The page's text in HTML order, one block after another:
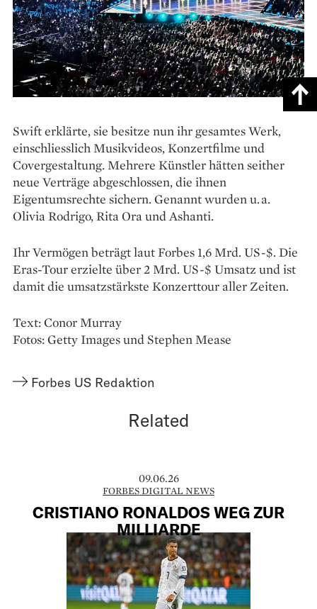
Swift erklärte, sie besitze nun ihr gesamtes Werk,
einschliesslich Musikvideos, Konzertfilme und
Covergestaltung. Mehrere Künstler hätten seither
neue Verträge abgeschlossen, die ihnen
Eigentumsrechte sichern. Genannt wurden u. a.
Olivia Rodrigo, Rita Ora und Ashanti.
Ihr Vermögen beträgt laut Forbes 1,6 Mrd. US-$. Die
Eras-Tour erzielte über 2 Mrd. US-$ Umsatz und ist
damit die umsatzstärkste Konzerttour aller Zeiten.
Text: Conor Murray
Fotos: Getty Images und Stephen Mease
Forbes US Redaktion
Related
09.06.26
FORBES DIGITAL NEWS
CRISTIANO RONALDOS WEG ZUR
MILLIARDE